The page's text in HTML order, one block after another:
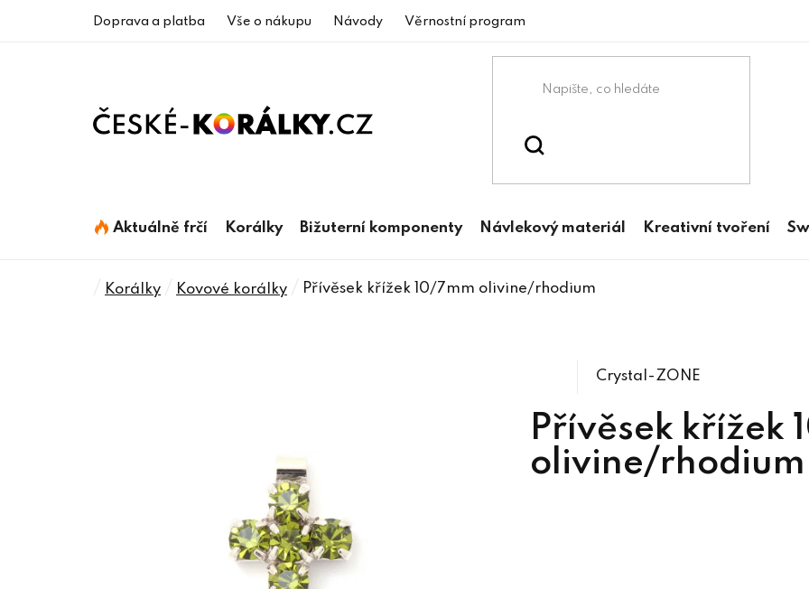
Doprava a platba Vše o nákupu Návody Věrnostní program
Aktuálně frčí Korálky Bižuterní komponenty Návlekový materiál Kreativní tvoření
Domů
Korálky Kovové korálky Přívěsek křížek 10/7mm olivine/rhodium
Přívěsek křížek
olivine/rhodium
Crystal-ZONE